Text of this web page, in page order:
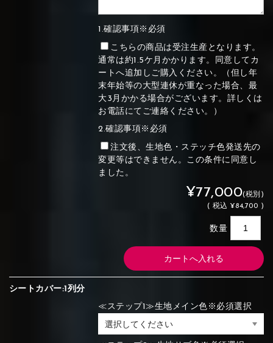
1.確認事項※必須
こちらの商品は受注生産となります。
通常は約1.5ケ月かかります。同意してカ
ートへ追加しご購入ください。（但し年
末年始等の大型連休が重なった場合、最
大3月かかる場合がございます。詳しくは
お電話にてご連絡ください。）
2.確認事項※必須
注文後、生地色・ステッチ色発送先の
変更等はできません。この条件に同意し
ました。
¥77,000(税別)
( 税込 ¥84,700 )
数量
シートカバー:1列分
≪ステップ1≫生地メイン色※必須選択